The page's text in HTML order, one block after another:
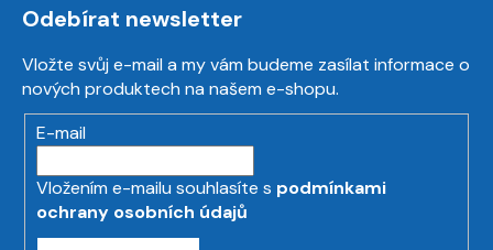
Odebírat newsletter
Vložte svůj e-mail a my vám budeme zasílat informace o
nových produktech na našem e-shopu.
E-mail
Vložením e-mailu souhlasíte s podmínkami
ochrany osobních údajů